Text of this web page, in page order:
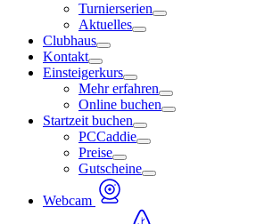
Turnierserien
Aktuelles
Clubhaus
Kontakt
Einsteigerkurs
Mehr erfahren
Online buchen
Startzeit buchen
PCCaddie
Preise
Gutscheine
Webcam